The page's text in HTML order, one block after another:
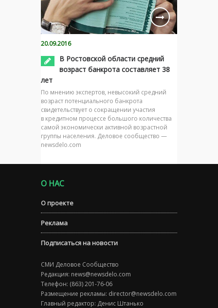
20.09.2016
В Ростовской области средний
возраст банкрота составляет 38
лет
По мнению экспертов, невысокий средний
возраст потенциального банкрота
свидетельствует о сокращении участия
в кредитном процессе большого количества
самой экономически активной возрастной
группы населения. Деловое сообщество —
newsdelo.com
О НАС
О проекте
Реклама
Подписаться на новости
СМИ Деловое Сообщество
Редакция: news@newsdelo.com
Телефон: (863) 201-76-06
Размещение рекламы: director@newsdelo.com
Главный редактор: Денис Штанько